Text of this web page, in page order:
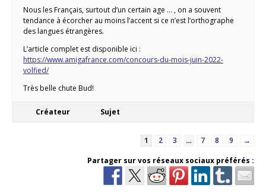
Nous les Français, surtout d’un certain age … , on a souvent
tendance à écorcher au moins l’accent si ce n’est l’orthographe
des langues étrangères.
L’article complet est disponible ici :
https://www.amigafrance.com/concours-du-mois-juin-2022-
volfied/
Très belle chute Bud!
Créateur Sujet
1 2 3 … 7 8 9
→
Partager sur vos réseaux sociaux préférés :